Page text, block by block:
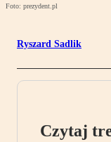
Foto: prezydent.pl
Ryszard Sadlik
Czytaj